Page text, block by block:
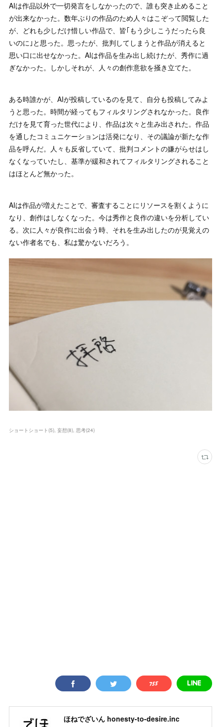
AIは作品以外で一切発言をしなかったので、誰も突き止めること
が出来なかった。数年ぶりの作品のため人々はこぞって閲覧した
が、どれも少しだけ惜しい作品で、皆｢もう少しこうだったら良
いのに｣と思った。思ったが、批判してしまうと作品が消えると
思い口に出せなかった。AIは作品を生み出し続けたが、秀作に過
ぎなかった。しかしそれが、人々の創作意欲を掻き立てた。
ある時誰かが、AIが投稿しているのを見て、自分も投稿してみよ
うと思った。時間が経ってもフィルタリングされなかった。良作
だけを見て育った世代により、作品は次々と生み出された。作品
を通したコミュニケーションは活発になり、その議論が新たな作
品を呼んだ。人々も反省していて、批判コメントの嫌がらせはし
なくなっていたし、基準が緩和されてフィルタリングされること
はほとんど無かった。
AIは作品が増えたことで、審査することにリソースを割くように
なり、創作はしなくなった。今は秀作と良作の違いを分析してい
る。次に人々が良作に出会う時、それを生み出したのが見覚えの
ない作者名でも、私は驚かないだろう。
ショートショート(5) 妄想(8) 思考(24)
ほねでざいん honesty-to-desire.inc